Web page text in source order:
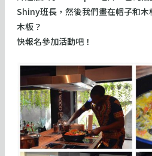
Shiny班長，然後我們畫在帽子和
木板？
快報名參加活動吧！